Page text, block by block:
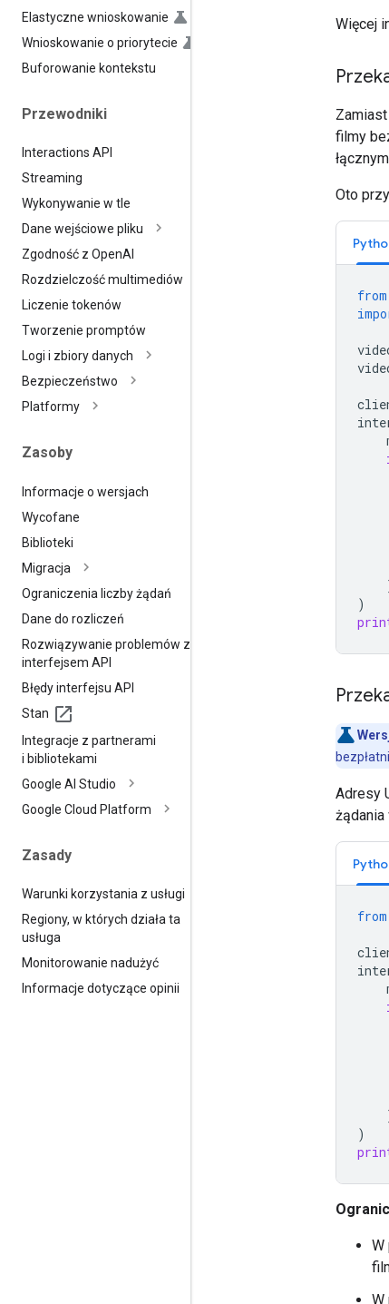
Elastyczne wnioskowanie
Wnioskowanie o priorytecie
Buforowanie kontekstu
Przewodniki
Interactions API
Streaming
Wykonywanie w tle
Dane wejściowe pliku
Zgodność z OpenAI
Rozdzielczość multimediów
Liczenie tokenów
Tworzenie promptów
Logi i zbiory danych
Bezpieczeństwo
Platformy
Zasoby
Informacje o wersjach
Wycofane
Biblioteki
Migracja
Ograniczenia liczby żądań
Dane do rozliczeń
Rozwiązywanie problemów z
interfejsem API
Błędy interfejsu API
Stan
Integracje z partnerami
i bibliotekami
Google AI Studio
Google Cloud Platform
Zasady
Warunki korzystania z usługi
Regiony, w których działa ta
usługa
Monitorowanie nadużyć
Informacje dotyczące opinii
Więcej
filmy
Oto
from
)
Adresy
from
)
W
W